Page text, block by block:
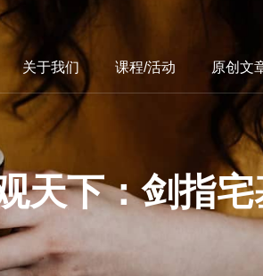
关于我们 课程/活动 原创文
天下：剑指